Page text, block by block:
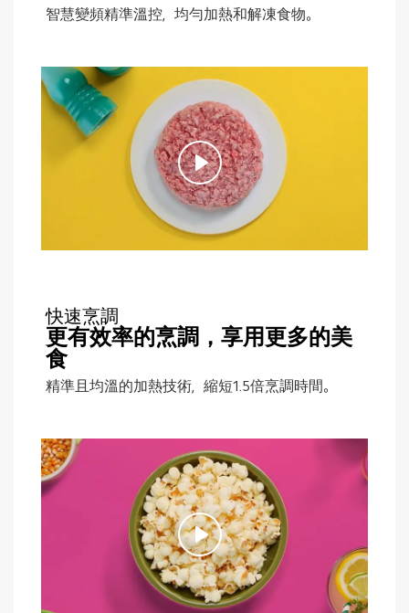
智慧變頻精準溫控，均勻加熱和解凍食物。
快速烹調
更有效率的烹調，享用更多的美
食
精準且均溫的加熱技術，縮短1.5倍烹調時間。